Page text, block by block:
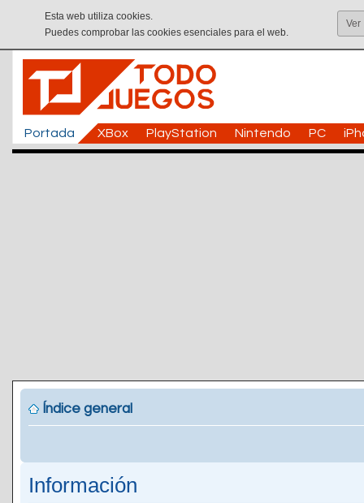
Esta web utiliza cookies.
Puedes comprobar las cookies esenciales para el web.
Ver
Portada XBox PlayStation Nintendo PC
Índice general
Información